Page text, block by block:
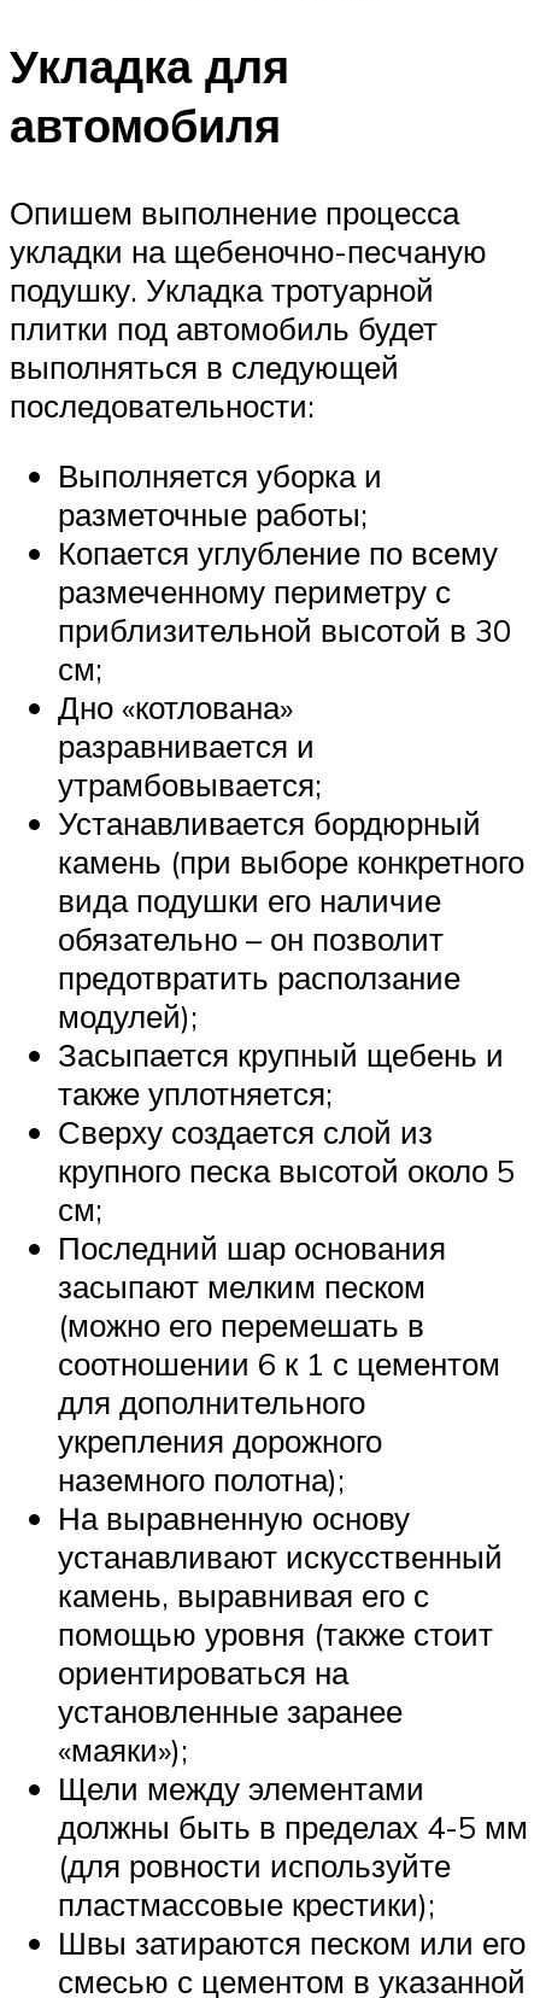
Укладка для
автомобиля
Опишем выполнение процесса
укладки на щебеночно-песчаную
подушку. Укладка тротуарной
плитки под автомобиль будет
выполняться в следующей
последовательности:
Выполняется уборка и
разметочные работы;
Копается углубление по всему
размеченному периметру с
приблизительной высотой в 30
см;
Дно «котлована»
разравнивается и
утрамбовывается;
Устанавливается бордюрный
камень (при выборе конкретного
вида подушки его наличие
обязательно – он позволит
предотвратить расползание
модулей);
Засыпается крупный щебень и
также уплотняется;
Сверху создается слой из
крупного песка высотой около 5
см;
Последний шар основания
засыпают мелким песком
(можно его перемешать в
соотношении 6 к 1 с цементом
для дополнительного
укрепления дорожного
наземного полотна);
На выравненную основу
устанавливают искусственный
камень, выравнивая его с
помощью уровня (также стоит
ориентироваться на
установленные заранее
«маяки»);
Щели между элементами
должны быть в пределах 4-5 мм
(для ровности используйте
пластмассовые крестики);
Швы затираются песком или его
смесью с цементом в указанной